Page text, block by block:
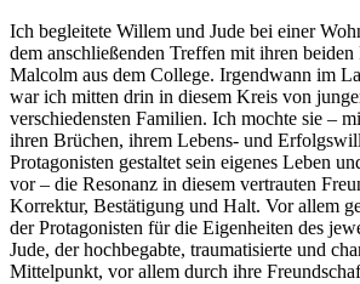
Ich begleitete Willem und Jude bei einer
dem anschließenden Treffen mit ihren beiden
Malcolm aus dem College. Irgendwann im
war ich mitten drin in diesem Kreis von
verschiedensten Familien. Ich mochte sie –
ihren Brüchen, ihrem Lebens- und
Protagonisten gestaltet sein eigenes Leben
vor – die Resonanz in diesem vertrauten
Korrektur, Bestätigung und Halt. Vor allem
der Protagonisten für die Eigenheiten des
Jude, der hochbegabte, traumatisierte und
Mittelpunkt, vor allem durch ihre